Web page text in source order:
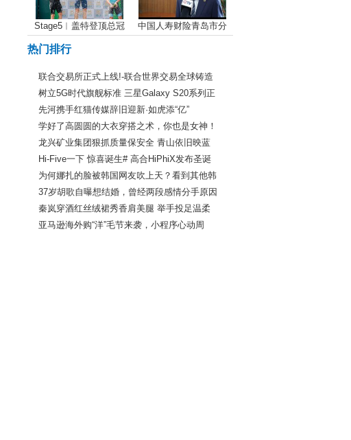
Stage5︱盖特登顶总冠 中国人寿财险青岛市分
热门排行
联合交易所正式上线!-联合世界交易全球铸造
树立5G时代旗舰标准 三星Galaxy S20系列正
先河携手红猫传媒辞旧迎新·如虎添“亿”
学好了高圆圆的大衣穿搭之术，你也是女神！
龙兴矿业集团狠抓质量保安全 青山依旧映蓝
Hi-Five一下 惊喜诞生# 高合HiPhiX发布圣诞
为何娜扎的脸被韩国网友吹上天？看到其他韩
37岁胡歌自曝想结婚，曾经两段感情分手原因
秦岚穿酒红丝绒裙秀香肩美腿 举手投足温柔
亚马逊海外购“洋”毛节来袭，小程序心动周